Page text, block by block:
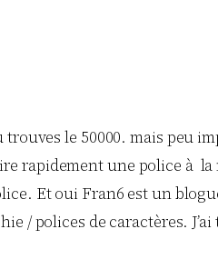
trouves le 50000. mais peu
rapidement une police à
Et oui Fran6 est un
/ polices de caractères.